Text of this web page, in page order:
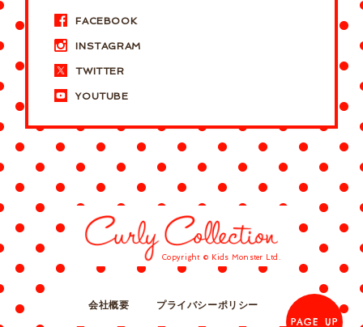
FACEBOOK
INSTAGRAM
TWITTER
YOUTUBE
Copyright © Kids Monster Ltd.
会社概要
プライバシーポリシー
PAGE UP